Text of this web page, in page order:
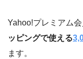
Yahoo!プレミアム
ッピングで使える
ます。